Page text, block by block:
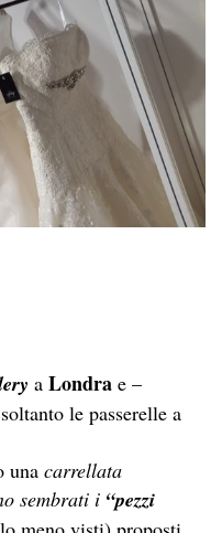
a Londra e –
le passerelle a
una carrellata
sembrati i “pezzi